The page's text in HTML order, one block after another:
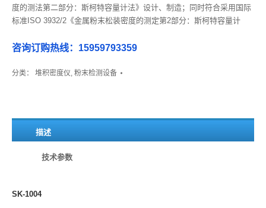
度的测法第二部分：斯柯特容量计法》设计、制造；同时符合采用国际
标准ISO 3932/2《金属粉末松装密度的测定第2部分：斯柯特容量计
振动漏斗法易改变特性粉末。
咨询订购热线：15959793359
分类： 堆积密度仪, 粉末检测设备
描述
技术参数
SK-1004